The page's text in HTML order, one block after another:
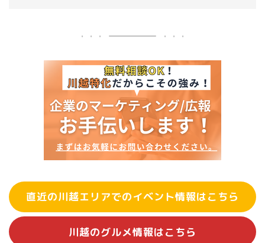
直近の川越エリアでのイベント情報はこちら
川越のグルメ情報はこちら